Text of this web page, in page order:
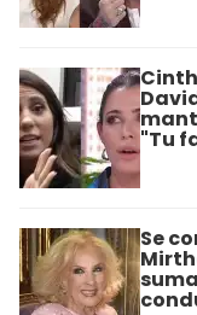
"Tu
Se